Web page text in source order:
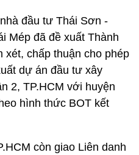
đầu tư Thái Sơn -
Mép đã đề xuất Thành
xét, chấp thuận cho phép
dự án đầu tư xây
2, TP.HCM với huyện
hình thức BOT kết
còn giao Liên danh